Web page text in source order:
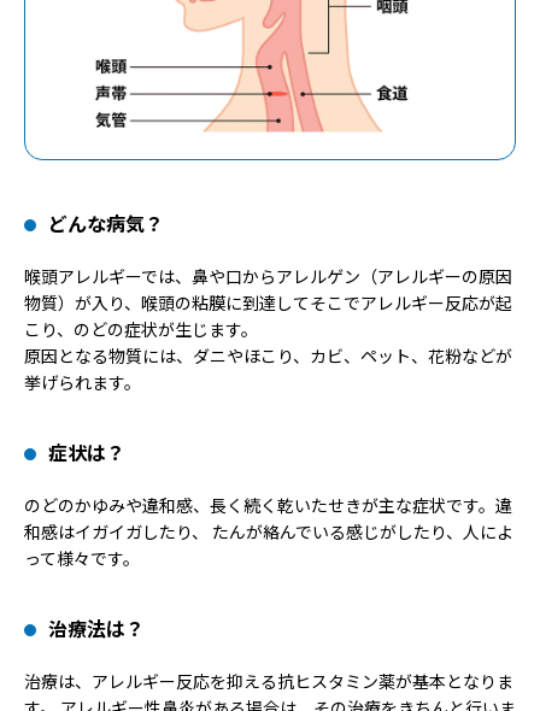
どんな病気？
喉頭アレルギーでは、鼻や口からアレルゲン（アレルギーの原因
物質）が入り、喉頭の粘膜に到達してそこでアレルギー反応が起
こり、のどの症状が生じます。
原因となる物質には、ダニやほこり、カビ、ペット、花粉などが
挙げられます。
症状は？
のどのかゆみや違和感、長く続く乾いたせきが主な症状です。違
和感はイガイガしたり、 たんが絡んでいる感じがしたり、人によ
って様々です。
治療法は？
治療は、アレルギー反応を抑える抗ヒスタミン薬が基本となりま